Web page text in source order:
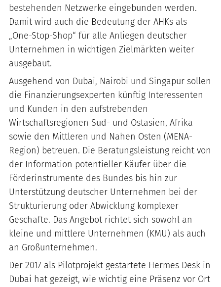
bestehenden Netzwerke eingebunden werden.
Damit wird auch die Bedeutung der AHKs als
„One-Stop-Shop“ für alle Anliegen deutscher
Unternehmen in wichtigen Zielmärkten weiter
ausgebaut.
Ausgehend von Dubai, Nairobi und Singapur sollen
die Finanzierungsexperten künftig Interessenten
und Kunden in den aufstrebenden
Wirtschaftsregionen Süd- und Ostasien, Afrika
sowie den Mittleren und Nahen Osten (MENA-
Region) betreuen. Die Beratungsleistung reicht von
der Information potentieller Käufer über die
Förderinstrumente des Bundes bis hin zur
Unterstützung deutscher Unternehmen bei der
Strukturierung oder Abwicklung komplexer
Geschäfte. Das Angebot richtet sich sowohl an
kleine und mittlere Unternehmen (KMU) als auch
an Großunternehmen.
Der 2017 als Pilotprojekt gestartete Hermes Desk in
Dubai hat gezeigt, wie wichtig eine Präsenz vor Ort